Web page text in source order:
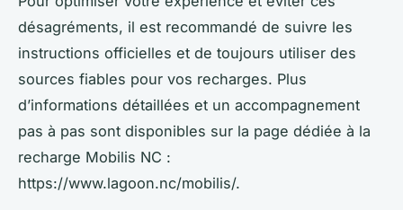
désagréments, il est recommandé de suivre les
instructions officielles et de toujours utiliser des
sources fiables pour vos recharges. Plus
d’informations détaillées et un accompagnement
pas à pas sont disponibles sur la page dédiée à la
recharge Mobilis NC :
https://www.lagoon.nc/mobilis/.